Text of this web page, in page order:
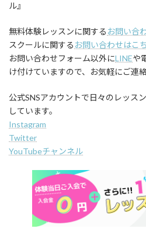
ル』
無料体験レッスンに関する お問い合
スクールに関する お問い合わせはこ
お問い合わせフォーム以外にLINEや
け付けていますので、お気軽にご連
公式SNSアカウントで日々のレッス
しています。
Instagram
Twitter
YouTubeチャンネル